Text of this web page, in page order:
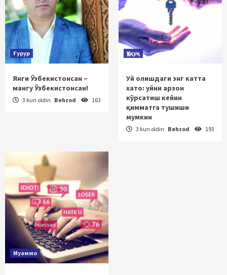
Ғурур
Янги Ўзбекистонсан –
мангу Ўзбекистонсан!
3 kun oldin Behzod 163
Ҳуқуқ
Уй олишдаги энг катта
хато: уйни арзон
кўрсатиш кейин
қимматга тушиши
мумкин
3 kun oldin Behzod 193
Муаммо